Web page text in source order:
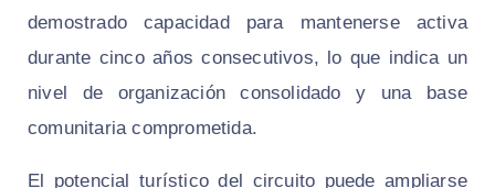
demostrado capacidad para mantenerse activa
durante cinco años consecutivos, lo que indica un
nivel de organización consolidado y una base
comunitaria comprometida.
El potencial turístico del circuito puede ampliarse